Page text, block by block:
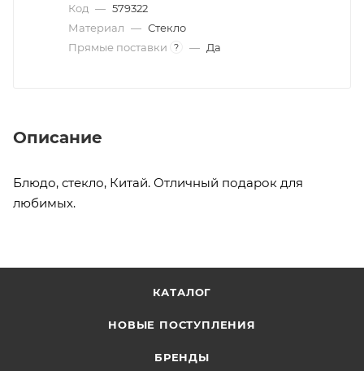
Код — 579322
Материал — Стекло
Прямые поставки
? — Да
Описание
Блюдо, стекло, Китай. Отличный подарок для
любимых.
КАТАЛОГ
НОВЫЕ ПОСТУПЛЕНИЯ
БРЕНДЫ